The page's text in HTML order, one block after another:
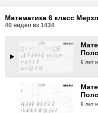
Математика 6 класс
40 видео из 1434
6 лет
6 лет
6 лет